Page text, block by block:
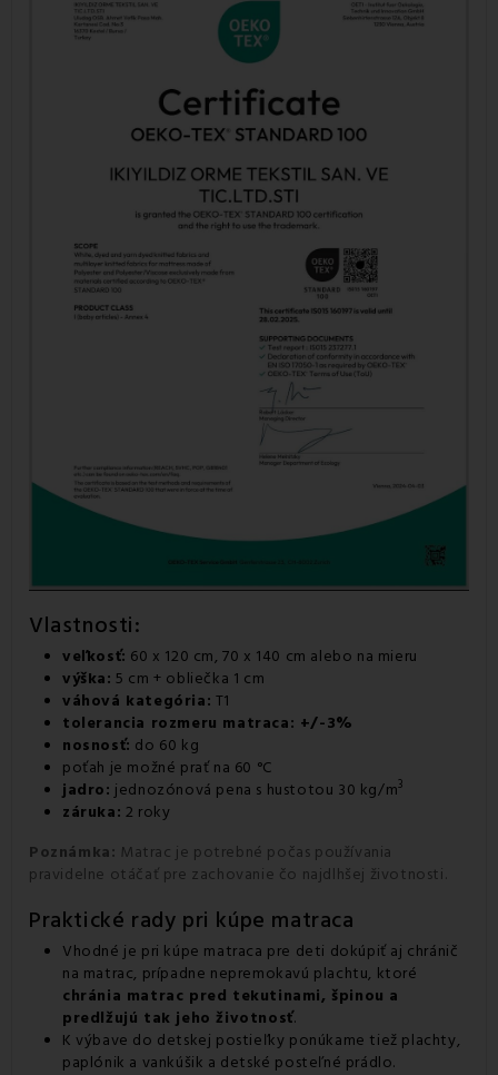
Vlastnosti:
veľkosť: 60 x 120 cm, 70 x 140 cm alebo na mieru
výška: 5 cm + obliečka 1 cm
váhová kategória: T1
tolerancia rozmeru matraca: +/-3%
nosnosť: do 60 kg
poťah je možné prať na 60 °C
jadro: jednozónová pena s hustotou 30 kg/m3
záruka: 2 roky
Poznámka: Matrac je potrebné počas používania
pravidelne otáčať pre zachovanie čo najdlhšej životnosti.
Praktické rady pri kúpe matraca
Vhodné je pri kúpe matraca pre deti dokúpiť aj chránič
na matrac, prípadne nepremokavú plachtu, ktoré
chránia matrac pred tekutinami, špinou a
predlžujú tak jeho životnosť.
K výbave do detskej postieľky ponúkame tiež plachty,
paplónik a vankúšik a detské posteľné prádlo.